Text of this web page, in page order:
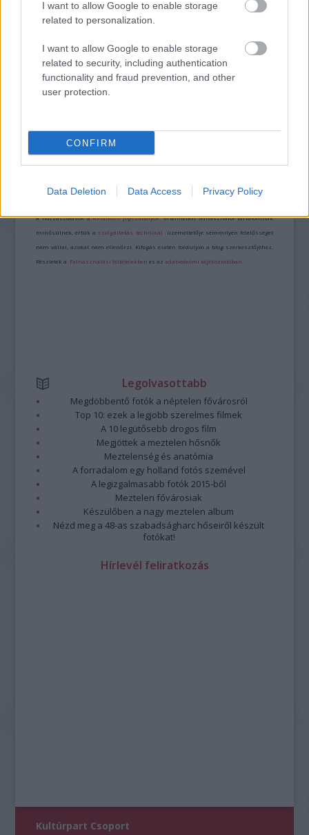
I want to allow Google to enable storage
related to personalization.
I want to allow Google to enable storage
related to security, including authentication
functionality and fraud prevention, and other
user protection.
CONFIRM
Data Deletion Data Access Privacy Policy
https://kulturpart.hu/api/trackback/id/7913026
A hozzászólások avonatkozó jogszabályokértelmében felhasználói tartalomnak
minősülnek, értük a szolgáltatás technikai üzemeltetője semmilyen felelősséget
nem vállal, azokat nem ellenőrzi. Kifogás esetén forduljon a blog szerkesztőjéhez.
Részletek a Felhasználási feltételekben és azadatvédelmi tájékoztatóban
Legolvasottabb
Megdöbbentő fotók a néptelen fővárosról
Top 10: ezek a legjobb szerelmes filmek
A 10 legütősebb drogos film
Megjöttek a meztelen hősnők
Meztelenség és anatómia
A forradalom egy holland fotós szemével
A legizgalmasabb fotók 2015-ből
Meztelen fővárosiak
Készülőben a nagy meztelen album
Nézd meg a 48-as szabadságharc hőseiről készült
fotókat!
Hírlevél feliratkozás
Kultúrpart Csoport